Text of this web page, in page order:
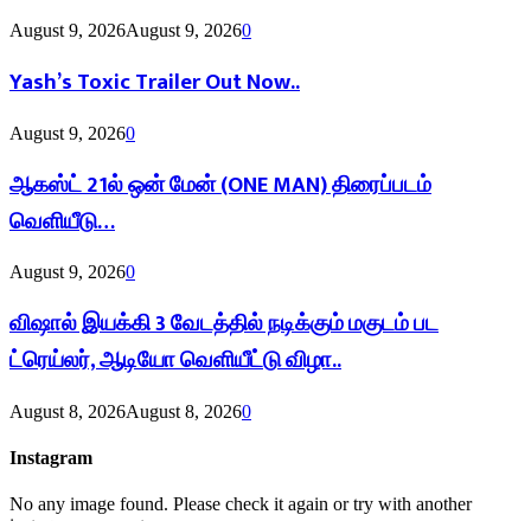
August 9, 2026August 9, 20260
Yash’s Toxic Trailer Out Now..
August 9, 20260
ஆகஸ்ட் 21ல் ஒன் மேன் (ONE MAN) திரைப்படம்
வெளியீடு…
August 9, 20260
விஷால் இயக்கி 3 வேடத்தில் நடிக்கும் மகுடம் பட
ட்ரெய்லர், ஆடியோ வெளியீட்டு விழா..
August 8, 2026August 8, 20260
Instagram
No any image found. Please check it again or try with another